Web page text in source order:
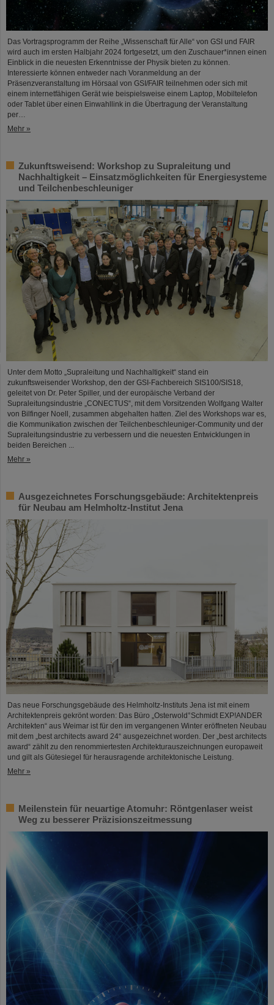
Das Vortragsprogramm der Reihe „Wissenschaft für Alle“ von GSI und FAIR
wird auch im ersten Halbjahr 2024 fortgesetzt, um den Zuschauer*innen einen
Einblick in die neuesten Erkenntnisse der Physik bieten zu können.
Interessierte können entweder nach Voranmeldung an der
Präsenzveranstaltung im Hörsaal von GSI/FAIR teilnehmen oder sich mit
einem internetfähigen Gerät wie beispielsweise einem Laptop, Mobiltelefon
oder Tablet über einen Einwahllink in die Übertragung der Veranstaltung
per…
Mehr »
Zukunftsweisend: Workshop zu Supraleitung und
Nachhaltigkeit – Einsatzmöglichkeiten für Energiesysteme
und Teilchenbeschleuniger
Unter dem Motto „Supraleitung und Nachhaltigkeit“ stand ein
zukunftsweisender Workshop, den der GSI-Fachbereich SIS100/SIS18,
geleitet von Dr. Peter Spiller, und der europäische Verband der
Supraleitungsindustrie „CONECTUS“, mit dem Vorsitzenden Wolfgang Walter
von Bilfinger Noell, zusammen abgehalten hatten. Ziel des Workshops war es,
die Kommunikation zwischen der Teilchenbeschleuniger-Community und der
Supraleitungsindustrie zu verbessern und die neuesten Entwicklungen in
beiden Bereichen ...
Mehr »
Ausgezeichnetes Forschungsgebäude: Architektenpreis
für Neubau am Helmholtz-Institut Jena
Das neue Forschungsgebäude des Helmholtz-Instituts Jena ist mit einem
Architektenpreis gekrönt worden: Das Büro „Osterwold°Schmidt EXP!ANDER
Architekten“ aus Weimar ist für den im vergangenen Winter eröffneten Neubau
mit dem „best architects award 24“ ausgezeichnet worden. Der „best architects
award“ zählt zu den renommiertesten Architekturauszeichnungen europaweit
und gilt als Gütesiegel für herausragende architektonische Leistung.
Mehr »
Meilenstein für neuartige Atomuhr: Röntgenlaser weist
Weg zu besserer Präzisionszeitmessung